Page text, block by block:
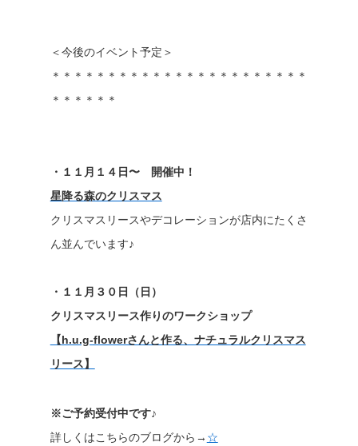
＜今後のイベント予定＞
＊＊＊＊＊＊＊＊＊＊＊＊＊＊＊＊＊＊＊＊＊＊＊
＊＊＊＊＊＊
・１１月１４日〜 開催中！
星降る森のクリスマス
クリスマスリースやデコレーションが店内にたくさ
ん並んでいます♪
・１１月３０日（日）
クリスマスリース作りのワークショップ
【h.u.g-flowerさんと作る、ナチュラルクリスマス
リース】
※ご予約受付中です♪
詳しくはこちらのブログから→ ☆